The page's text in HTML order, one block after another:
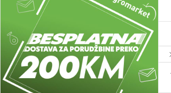
Enološki program
Stakleni baloni(6)
Resetujte filtere
Brend